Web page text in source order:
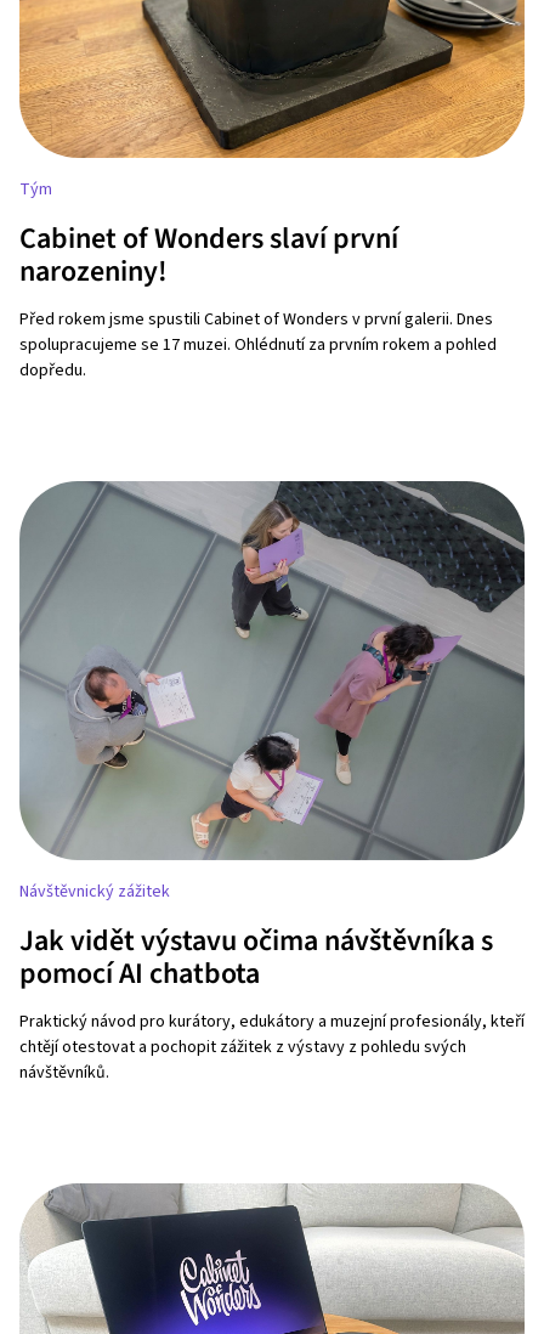
Tým
Cabinet of Wonders slaví první
narozeniny!
Před rokem jsme spustili Cabinet of Wonders v první galerii. Dnes
spolupracujeme se 17 muzei. Ohlédnutí za prvním rokem a pohled
dopředu.
Návštěvnický zážitek
Jak vidět výstavu očima návštěvníka s
pomocí AI chatbota
Praktický návod pro kurátory, edukátory a muzejní profesionály, kteří
chtějí otestovat a pochopit zážitek z výstavy z pohledu svých
návštěvníků.